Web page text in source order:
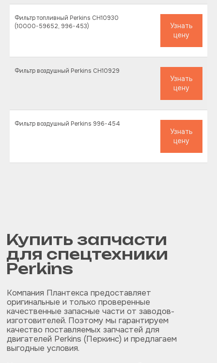
Фильтр топливный Perkins CH10930
(10000-59652, 996-453)
Узнать
цену
Фильтр воздушный Perkins CH10929
Узнать
цену
Фильтр воздушный Perkins 996-454
Узнать
цену
Купить запчасти
для спецтехники
изготовителей. Поэтому мы гарантируем
которые подойдут именно под вашу модель
оперативную доставку запчастей в любую
Cummins, Perkins, Komatsu
ОГРН 1196658045297
КПП 668501001
поставляем запчасти
для спецтехники